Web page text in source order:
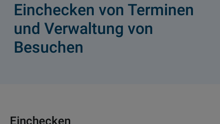
Einchecken von Terminen
und Verwaltung von
Besuchen
Einchecken